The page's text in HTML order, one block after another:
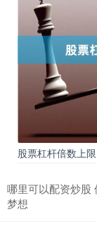
股票杠杆倍数上
哪里可以配资炒股
梦想